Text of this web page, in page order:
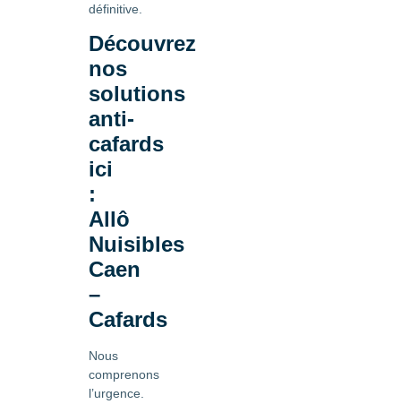
définitive.
Découvrez
nos
solutions
anti-
cafards
ici
:
Allô
Nuisibles
Caen
–
Cafards
Nous
comprenons
l’urgence.